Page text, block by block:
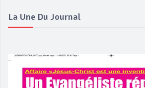
La Une Du Journal